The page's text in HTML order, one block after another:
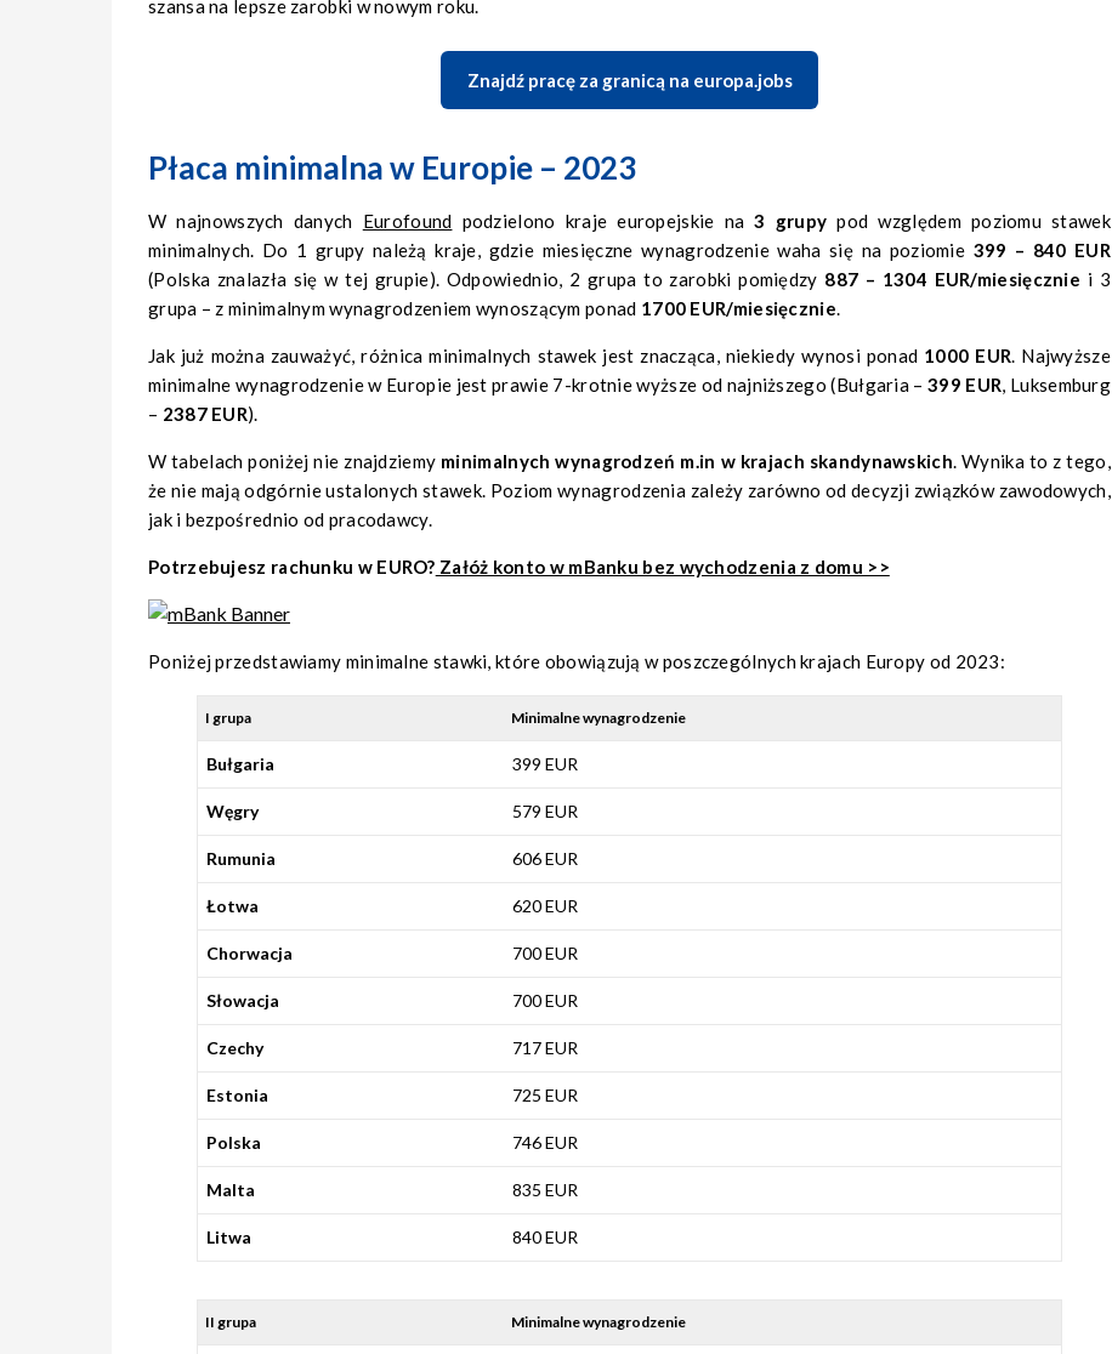
szansa na lepsze zarobki w nowym roku.
Znajdź pracę za granicą na europa.jobs
Płaca minimalna w Europie – 2023
W najnowszych danych Eurofound podzielono kraje europejskie na3 grupy pod względem poziomu stawek
minimalnych. Do 1 grupy należą kraje, gdzie miesięczne wynagrodzenie waha się na poziomie 399 – 840 EUR
(Polska znalazła się w tej grupie). Odpowiednio, 2 grupa to zarobki pomiędzy 887 – 1304 EUR/miesięcznie i 3
grupa – z minimalnym wynagrodzeniem wynoszącym ponad 1700 EUR/miesięcznie.
Jak już można zauważyć, różnica minimalnych stawek jest znacząca, niekiedy wynosi ponad 1000 EUR. Najwyższe
minimalne wynagrodzenie w Europie jest prawie 7-krotnie wyższe od najniższego (Bułgaria –399 EUR, Luksemburg
– 2387 EUR).
W tabelach poniżej nie znajdziemy minimalnych wynagrodzeń m.in w krajach skandynawskich. Wynika to z tego,
że nie mają odgórnie ustalonych stawek. Poziom wynagrodzenia zależy zarówno od decyzji związków zawodowych,
jak i bezpośrednio od pracodawcy.
Potrzebujesz rachunku w EURO? Załóż konto w mBanku bez wychodzenia z domu >>
Poniżej przedstawiamy minimalne stawki, które obowiązują w poszczególnych krajach Europy od 2023:
I grupa Minimalne wynagrodzenie
Bułgaria 399 EUR
Węgry 579 EUR
Rumunia 606 EUR
Łotwa 620 EUR
Chorwacja 700 EUR
Słowacja 700 EUR
Czechy 717 EUR
Estonia 725 EUR
Polska 746 EUR
Malta 835 EUR
Litwa 840 EUR
II grupa Minimalne wynagrodzenie